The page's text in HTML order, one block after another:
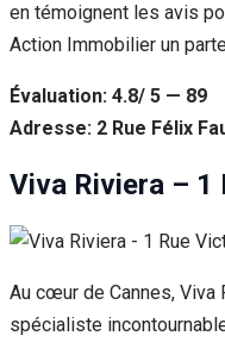
en témoignent les avis
Action Immobilier un
Évaluation: 4.8/ 5 — 89
Adresse: 2 Rue Félix
Viva Riviera – 1
Au cœur de Cannes,
spécialiste